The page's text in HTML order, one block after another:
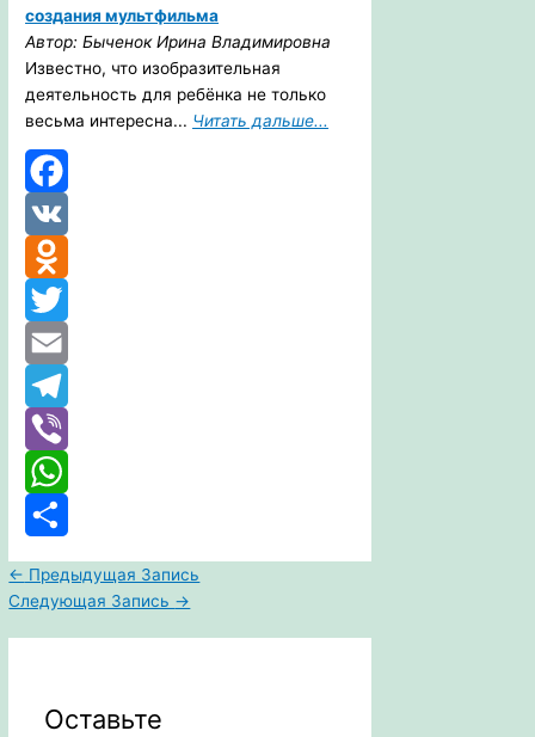
создания мультфильма
Автор: Быченок Ирина Владимировна
Известно, что изобразительная
деятельность для ребёнка не только
весьма интересна... Читать дальше...
Facebook
VK
Odnoklassniki
Twitter
Email
Telegram
Viber
WhatsApp
Отправить
← Предыдущая Запись
Следующая Запись →
Оставьте